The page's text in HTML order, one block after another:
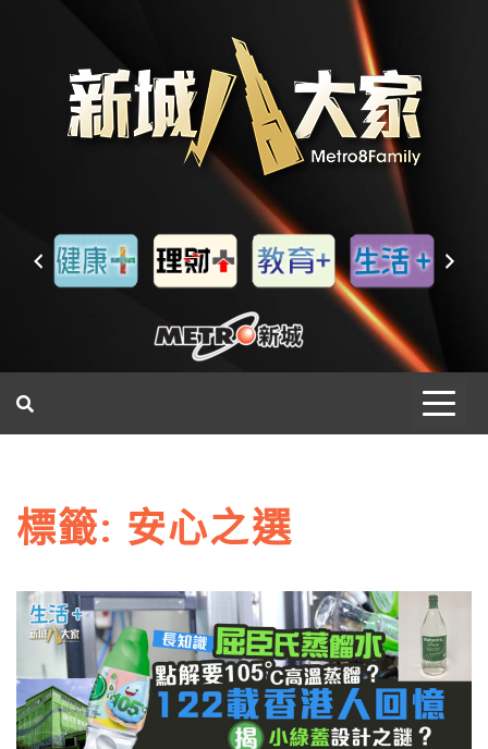
標籤: 安心之選